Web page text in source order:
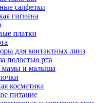
салфетки
гигиена
платки
для контактных линз
полостью рта
мамы и малыша
косметика
питание